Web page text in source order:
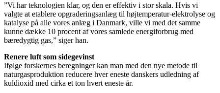
”Vi har teknologien klar, og den er effektiv i stor skala. Hvis vi
valgte at etablere opgraderingsanlæg til højtemperatur-elektrolyse og
katalyse på alle vores anlæg i Danmark, ville vi med det samme
kunne dække 10 procent af vores samlede energiforbrug med
bæredygtig gas,” siger han.
Renere luft som sidegevinst
Ifølge forskernes beregninger kan man med den nye metode til
naturgasproduktion reducere hver eneste danskers udledning af
kuldioxid med cirka et ton hvert eneste år.